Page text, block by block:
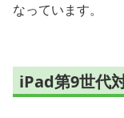
なっています。
iPad第9世代